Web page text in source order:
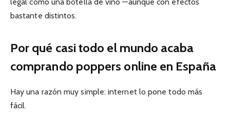
bastante distintos.
Por qué casi todo el mundo acaba
comprando poppers online en España
Hay una razón muy simple: internet lo pone todo más
fácil.